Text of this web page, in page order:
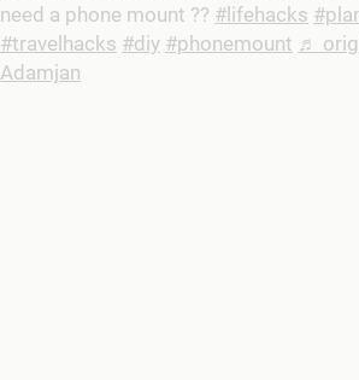
need a phone mount ?? #lifehacks
#travelhacks #diy #phonemount ♬
Adamjan